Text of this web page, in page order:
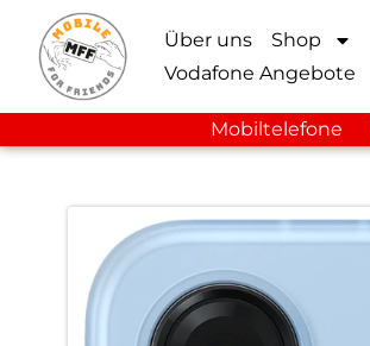
Über uns Shop
Vodafone Angebote
Mobiltelefone